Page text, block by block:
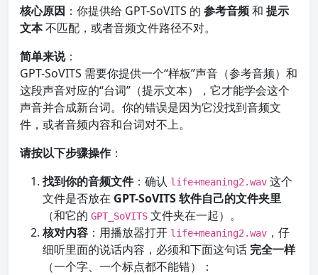
核心原因 ：你提供给 GPT-SoVITS 的 参考音频和 提示
文本不匹配，或者音频文件路径不对。
简单来说：
GPT-SoVITS 需要你提供一个“样板”声音（参考音频）和
这段声音对应的“台词”（提示文本），它才能学会这个
声音并合成新台词。你的错误是因为它没找到音频文
件，或者音频内容和台词对不上。
请按以下步骤操作：
找到你的音频文件：确认 life+meaning2.wav 这个
文件是否放在 GPT-SoVITS 软件自己的文件夹里
（和它的 GPT_SoVITS 文件夹在一起）。
核对内容 ：用播放器打开 life+meaning2.wav ，仔
细听里面的说话内容，必须和下面这句话 完全一样
（一个字、一个标点都不能错）：